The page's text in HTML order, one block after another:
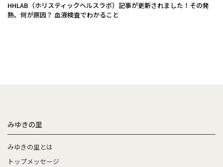
HHLAB（ホリスティックヘルスラボ）記事が更新されました！その発
熱、何が原因？ 血液検査でわかること
みゆきの里
みゆきの里とは
トップメッセージ